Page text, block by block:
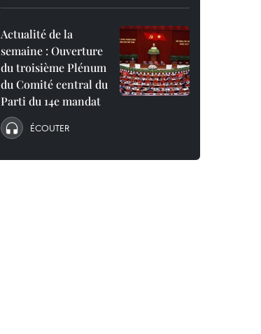
Actualité de la
semaine : Ouverture
du troisième Plénum
du Comité central du
Parti du 14e mandat
ÉCOUTER